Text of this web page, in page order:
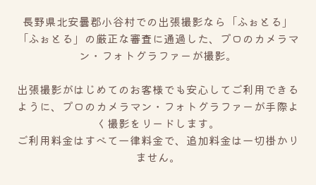
長野県北安曇郡小谷村での出張撮影なら「ふぉとる」
「ふぉとる」の厳正な審査に通過した、プロのカメラマ
ン・フォトグラファーが撮影。
出張撮影がはじめてのお客様でも安心してご利用できる
ように、プロのカメラマン・フォトグラファーが手際よ
く撮影をリードします。
ご利用料金はすべて一律料金で、追加料金は一切掛かり
ません。